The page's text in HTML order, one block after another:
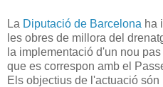
La Diputació de Barcelona ha
les obres de millora del
la implementació d'un nou
que es correspon amb el
Els objectius de l'actuació